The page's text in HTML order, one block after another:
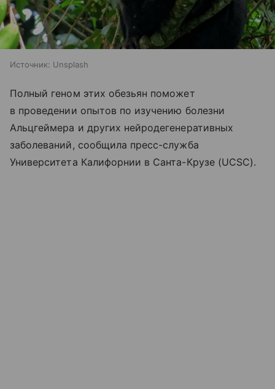
Источник: Unsplash
Полный геном этих обезьян поможет
в проведении опытов по изучению болезни
Альцгеймера и других нейродегенеративных
заболеваний, сообщила пресс-служба
Университета Калифорнии в Санта-Крузе (UCSC).